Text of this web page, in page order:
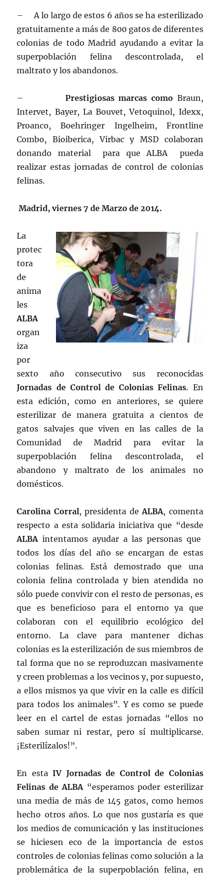
– A lo largo de estos 6 años se ha esterilizado
gratuitamente a más de 800 gatos de diferentes
colonias de todo Madrid ayudando a evitar la
superpoblación felina descontrolada, el
maltrato y los abandonos.
– Prestigiosas marcas como Braun,
Intervet, Bayer, La Bouvet, Vetoquinol, Idexx,
Proanco, Boehringer Ingelheim, Frontline
Combo, Bioiberica, Virbac y MSD colaboran
donando material para que ALBA pueda
realizar estas jornadas de control de colonias
felinas.
Madrid, viernes 7 de Marzo de 2014.
La
protec
tora
de
anima
les
ALBA
organ
iza
por
sexto año consecutivo sus reconocidas
Jornadas de Control de Colonias Felinas. En
esta edición, como en anteriores, se quiere
esterilizar de manera gratuita a cientos de
gatos salvajes que viven en las calles de la
Comunidad de Madrid para evitar la
superpoblación felina descontrolada, el
abandono y maltrato de los animales no
domésticos.
Carolina Corral, presidenta deALBA, comenta
respecto a esta solidaria iniciativa que “desde
ALBAintentamos ayudar a las personas que
todos los días del año se encargan de estas
colonias felinas.
Está demostrado que una
colonia felina controlada y bien atendida no
sólo puede convivir con el resto de personas, es
que es beneficioso para el entorno ya que
colaboran con el equilibrio ecológico del
entorno. La clave para mantener dichas
colonias es la esterilización de sus miembros de
tal forma que no se reproduzcan masivamente
y creen problemas a los vecinos y, por supuesto,
a ellos mismos ya que vivir en la calle es difícil
para todos los animales”. Y es como se puede
leer en el cartel de estas jornadas “ellos no
saben sumar ni restar, pero sí multiplicarse.
¡Esterilízalos!”.
En estaIV Jornadas de Control de Colonias
Felinas de ALBA“esperamos poder esterilizar
una media de más de 145 gatos, como hemos
hecho otros años. Lo que nos gustaría es que
los medios de comunicación y las instituciones
se hiciesen eco de la importancia de estos
controles de colonias felinas como solución a la
problemática de la superpoblación felina, en